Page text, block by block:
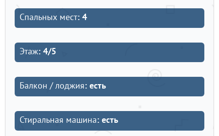
Спальных мест: 4
Этаж: 4/5
Балкон / лоджия: есть
Стиральная машина: есть